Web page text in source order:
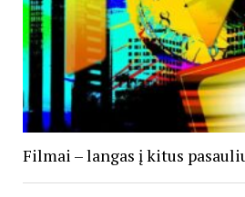
Filmai – langas į kitus